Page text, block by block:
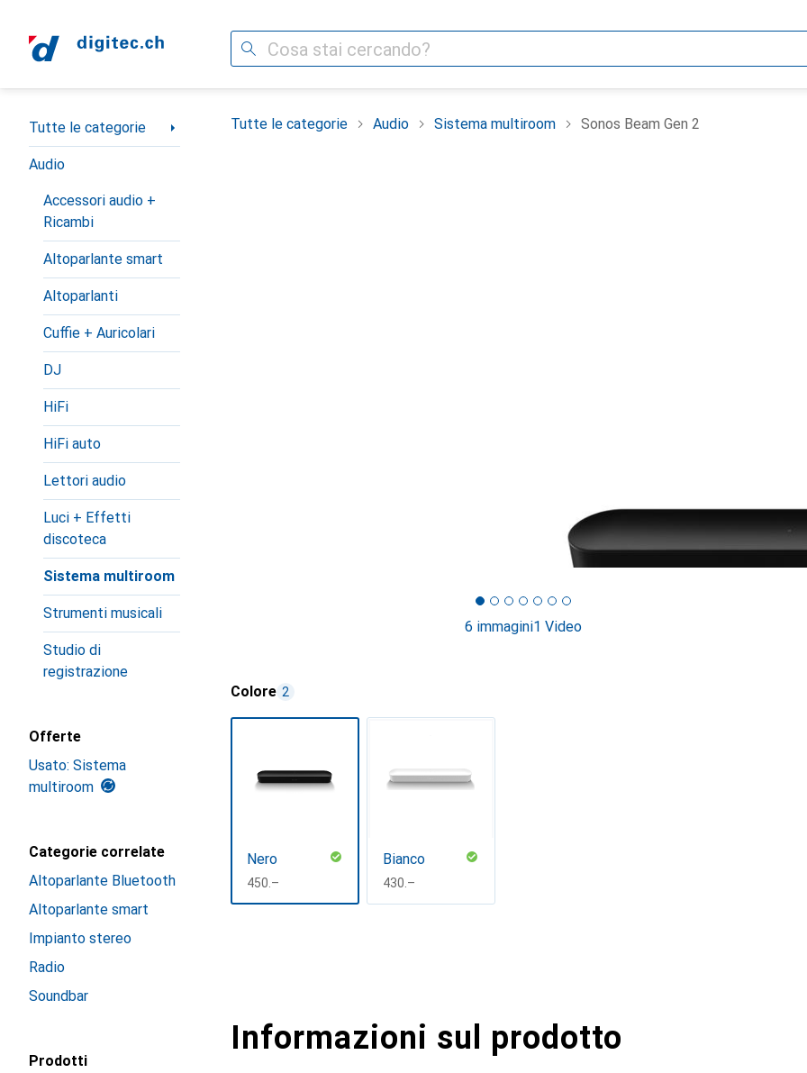
Cerca
Categoria Navigazione
Tutte le categorie
Audio
Accessori audio +
Ricambi
Altoparlante smart
Altoparlanti
Cuffie + Auricolari
DJ
HiFi
HiFi auto
Lettori audio
Luci + Effetti
discoteca
Sistema multiroom
Strumenti musicali
Studio di
registrazione
Offerte
Usato: Sistema
multiroom
Categorie correlate
Altoparlante Bluetooth
Altoparlante smart
Impianto stereo
Radio
Soundbar
Prodotti
Tutte le categorie Audio Sistema multiroom Sonos Beam Gen 2
6 immagini1 Video
Colore 2
Nero
CHF
450.–
Bianco
CHF
430.–
Informazioni sul prodotto